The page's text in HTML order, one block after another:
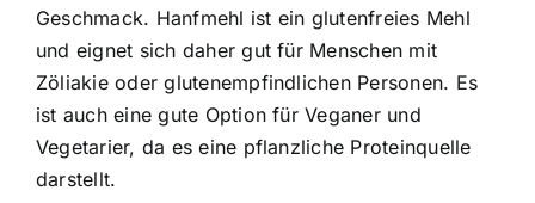
Geschmack. Hanfmehl ist ein glutenfreies Mehl
und eignet sich daher gut für Menschen mit
Zöliakie oder glutenempfindlichen Personen. Es
ist auch eine gute Option für Veganer und
Vegetarier, da es eine pflanzliche Proteinquelle
darstellt.